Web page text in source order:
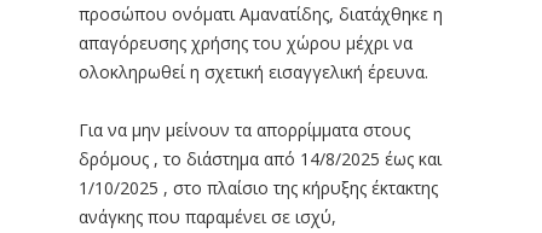
προσώπου ονόματι Αμανατίδης, διατάχθηκε η
απαγόρευσης χρήσης του χώρου μέχρι να
ολοκληρωθεί η σχετική εισαγγελική έρευνα.
Για να μην μείνουν τα απορρίμματα στους
δρόμους , το διάστημα από 14/8/2025 έως και
1/10/2025 , στο πλαίσιο της κήρυξης έκτακτης
ανάγκης που παραμένει σε ισχύ,